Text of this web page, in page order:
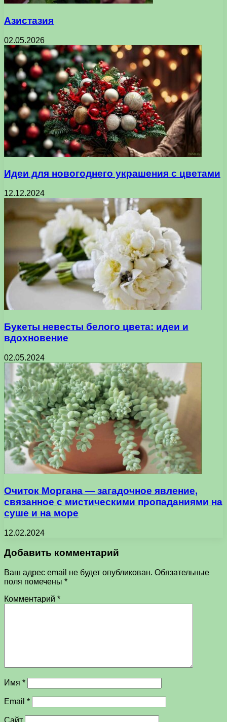
Азистазия
02.05.2026
Идеи для новогоднего украшения с цветами
12.12.2024
Букеты невесты белого цвета: идеи и
вдохновение
02.05.2024
Очиток Моргана — загадочное явление,
связанное с мистическими пропаданиями на
суше и на море
12.02.2024
Добавить комментарий
Ваш адрес email не будет опубликован. Обязательные
поля помечены *
Комментарий *
Имя *
Email *
Сайт